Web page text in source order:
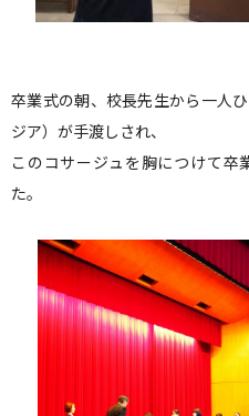
卒業式の朝、校長先生から一人
ジア）が手渡しされ、
このコサージュを胸につけて卒
た。